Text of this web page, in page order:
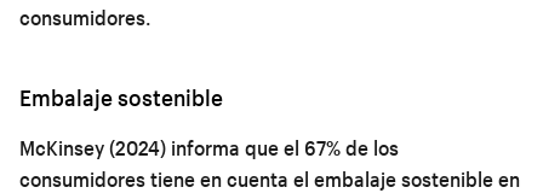
consumidores.
Embalaje sostenible
McKinsey (2024) informa que el 67% de los
consumidores tiene en cuenta el embalaje sostenible en